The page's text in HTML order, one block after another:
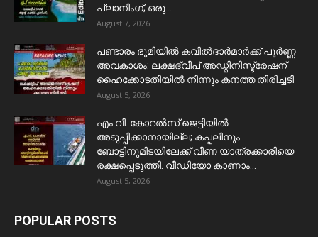
പ്ലാനിംഗ്; ഒരു...
August 7, 2026
പണ്ടാരം ഭൂമിയിൽ കവിൽദാർമാർക്ക് പൂർണ്ണ
അവകാശം: ലക്ഷദ്വീപ് അഡ്മിനിസ്ട്രേഷന്
ഹൈക്കോടതിയിൽ നിന്നും കനത്ത തിരിച്ചടി
August 5, 2026
​എം.വി. കോറൽസ് ജെട്ടിയിൽ
അടുപ്പിക്കാനായില്ല; കപ്പലിനും
ബോട്ടിനുമിടയിലേക്ക് വീണ യാത്രക്കാരിയെ
രക്ഷപ്പെടുത്തി. വീഡിയോ കാണാം...
August 5, 2026
POPULAR POSTS